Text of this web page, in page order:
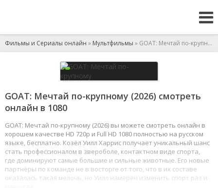
Фильмы и Сериалы онлайн » Мультфильмы » GOAT: Мечтай по-крупному
GOAT: Мечтай по-крупному (2026) смотреть
онлайн в 1080
GOAT: Мечтай по-крупному (2026) вы можете смотреть онлайн в
хорошем качестве HD 720p и Full HD 1080 полностью на русском
языке, бесплатно. Козёл Уилл Харрис получает уникальный шанс
стать профессионалом в звероболе, контактном виде спорта,
где доминируют самые большие и сильные животные. Его новые
партнёры по команде не в восторге от того, что в их составе
оказалась такая мелочь, но Уилл намерен изменить спорт раз и